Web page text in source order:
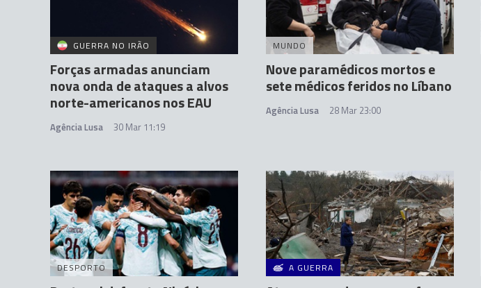
GUERRA NO IRÃO
Forças armadas anunciam
nova onda de ataques a alvos
norte-americanos nos EAU
Agência Lusa 30 Mar 11:19
MUNDO
Nove paramédicos mortos e
sete médicos feridos no Líbano
Agência Lusa 28 Mar 23:00
DESPORTO A GUERRA